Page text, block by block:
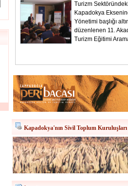
Turizm
Kapadokya
Yönetimi başlığı
düzenlenen 11.
Turizm Eğitimi
Kapadokya'nın Sivil Toplum Kuruluşları